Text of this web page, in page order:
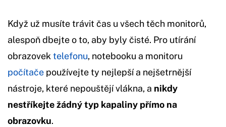
Když už musíte trávit čas u všech těch monitorů,
alespoň dbejte o to, aby byly čisté. Pro utírání
obrazovek telefonu, notebooku a monitoru
počítače používejte ty nejlepší a nejšetrnější
nástroje, které nepouštějí vlákna, a nikdy
nestříkejte žádný typ kapaliny přímo na
obrazovku.